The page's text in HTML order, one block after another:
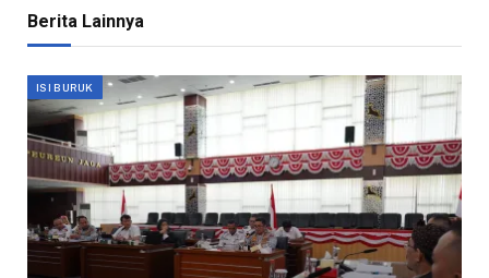
Berita Lainnya
ISI BURUK